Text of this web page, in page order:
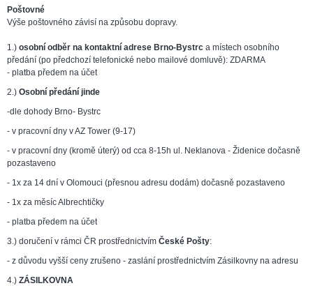
Poštovné
Výše poštovného závisí na způsobu dopravy.
1.) osobní odběr na kontaktní adrese Brno-Bystrc a místech osobního
předání (po předchozí telefonické nebo mailové domluvě): ZDARMA
- platba předem na účet
2.) Osobní předání jinde
-dle dohody Brno- Bystrc
- v pracovní dny v AZ Tower (9-17)
- v pracovní dny (kromě úterý) od cca 8-15h ul. Neklanova - Židenice dočasně
pozastaveno
- 1x za 14 dní v Olomouci (přesnou adresu dodám) dočasně pozastaveno
- 1x za měsíc Albrechtičky
- platba předem na účet
3.) doručení v rámci ČR prostřednictvím České Pošty:
- z důvodu vyšší ceny zrušeno - zaslání prostřednictvím Zásilkovny na adresu
4.) ZÁSILKOVNA